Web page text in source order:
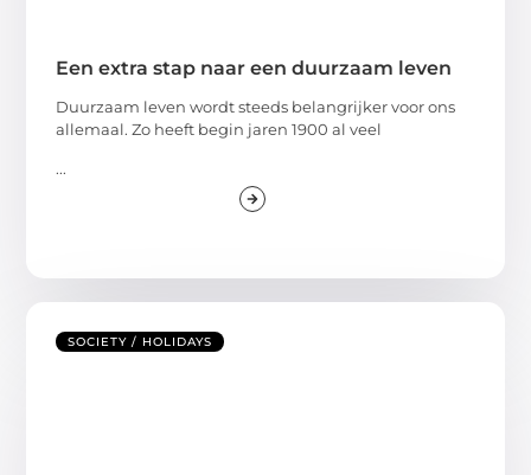
Een extra stap naar een duurzaam leven
Duurzaam leven wordt steeds belangrijker voor ons
allemaal. Zo heeft begin jaren 1900 al veel
...
SOCIETY / HOLIDAYS